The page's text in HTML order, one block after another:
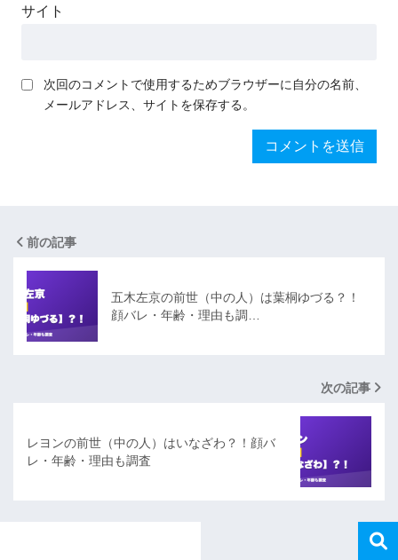
サイト
次回のコメントで使用するためブラウザーに自分の名前、
メールアドレス、サイトを保存する。
前の記事
五木左京の前世（中の人）は葉桐ゆづる？！
顔バレ・年齢・理由も調…
次の記事
レヨンの前世（中の人）はいなざわ？！顔バ
レ・年齢・理由も調査